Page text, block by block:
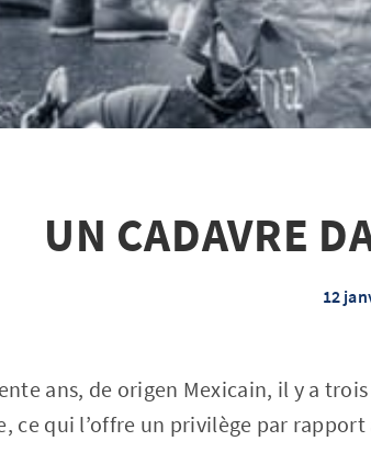
UN CADAVRE
12
ans, de origen Mexicain, il y a
ce qui l’offre un privilège par rapport